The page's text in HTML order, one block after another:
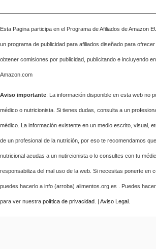
Esta Pagina participa en el Programa de Afiliados de Amazon
un programa de publicidad para afiliados diseñado para
obtener comisiones por publicidad, publicitando e incluyendo
Amazon.com
Aviso importante: La información disponible en esta web no
médico o nutricionista. Si tienes dudas, consulta a un
médico. La información existente en un medio escrito, visual,
de un profesional de la nutrición, por eso te recomendamos
nutricional acudas a un nutircionista o lo consultes con tu
responsabiliza del mal uso de la web. Si necesitas ponerte en
puedes hacerlo a info (arroba) alimentos.org.es . Puedes
para ver nuestra política de privacidad . | Aviso Legal